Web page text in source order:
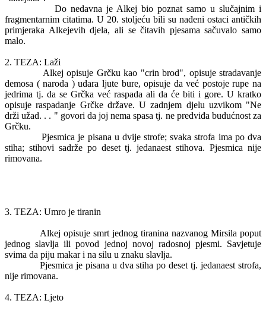
Do nedavna je Alkej bio poznat samo u slučajnim i
fragmentarnim citatima. U 20. stoljeću bili su nađeni ostaci antičkih
primjeraka Alkejevih djela, ali se čitavih pjesama sačuvalo samo
malo.
2. TEZA: Laži
Alkej opisuje Grčku kao "crin brod", opisuje stradavanje
demosa ( naroda ) udara ljute bure, opisuje da već postoje rupe na
jedrima tj. da se Grčka već raspada ali da će biti i gore. U kratko
opisuje raspadanje Grčke države. U zadnjem djelu uzvikom "Ne
drži užad. . . " govori da joj nema spasa tj. ne predviđa budućnost za
Grčku.
Pjesmica je pisana u dvije strofe; svaka strofa ima po dva
stiha; stihovi sadrže po deset tj. jedanaest stihova. Pjesmica nije
rimovana.
3. TEZA: Umro je tiranin
Alkej opisuje smrt jednog tiranina nazvanog Mirsila poput
jednog slavlja ili povod jednoj novoj radosnoj pjesmi. Savjetuje
svima da piju makar i na silu u znaku slavlja.
Pjesmica je pisana u dva stiha po deset tj. jedanaest strofa,
nije rimovana.
4. TEZA: Ljeto